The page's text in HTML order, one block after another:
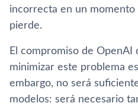
incorrecta en un momento
pierde.
El compromiso de OpenAI
minimizar este problema
embargo, no será
modelos: será necesario